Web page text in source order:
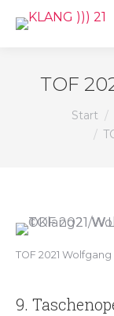
TOF
Sie befinden
Start
TOF 2021
9.